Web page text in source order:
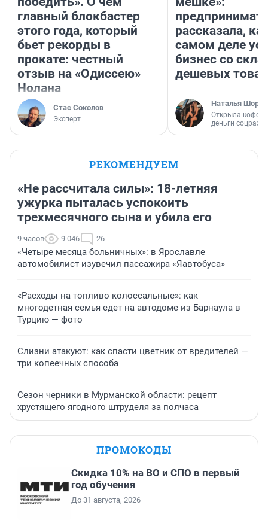
главный блокбастер
этого года, который
бьет рекорды в
прокате: честный
отзыв на «Одиссею»
Нолана
Стас Соколов
Эксперт
рассказала,
самом деле
бизнес со
дешевых
Наталья
Открыла
деньги
РЕКОМЕНДУЕМ
«Не рассчитала силы»: 18-летняя
ужурка пыталась успокоить
трехмесячного сына и убила его
9 часов 9 046 26
«Четыре месяца больничных»: в Ярославле
автомобилист изувечил пассажира «Яавтобуса»
«Расходы на топливо колоссальные»: как
многодетная семья едет на автодоме из Барнаула в
Турцию — фото
Слизни атакуют: как спасти цветник от вредителей —
три копеечных способа
Сезон черники в Мурманской области: рецепт
хрустящего ягодного штруделя за полчаса
ПРОМОКОДЫ
Скидка 10% на ВО и СПО в первый
год обучения
До 31 августа, 2026